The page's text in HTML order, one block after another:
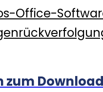
Office-
zum